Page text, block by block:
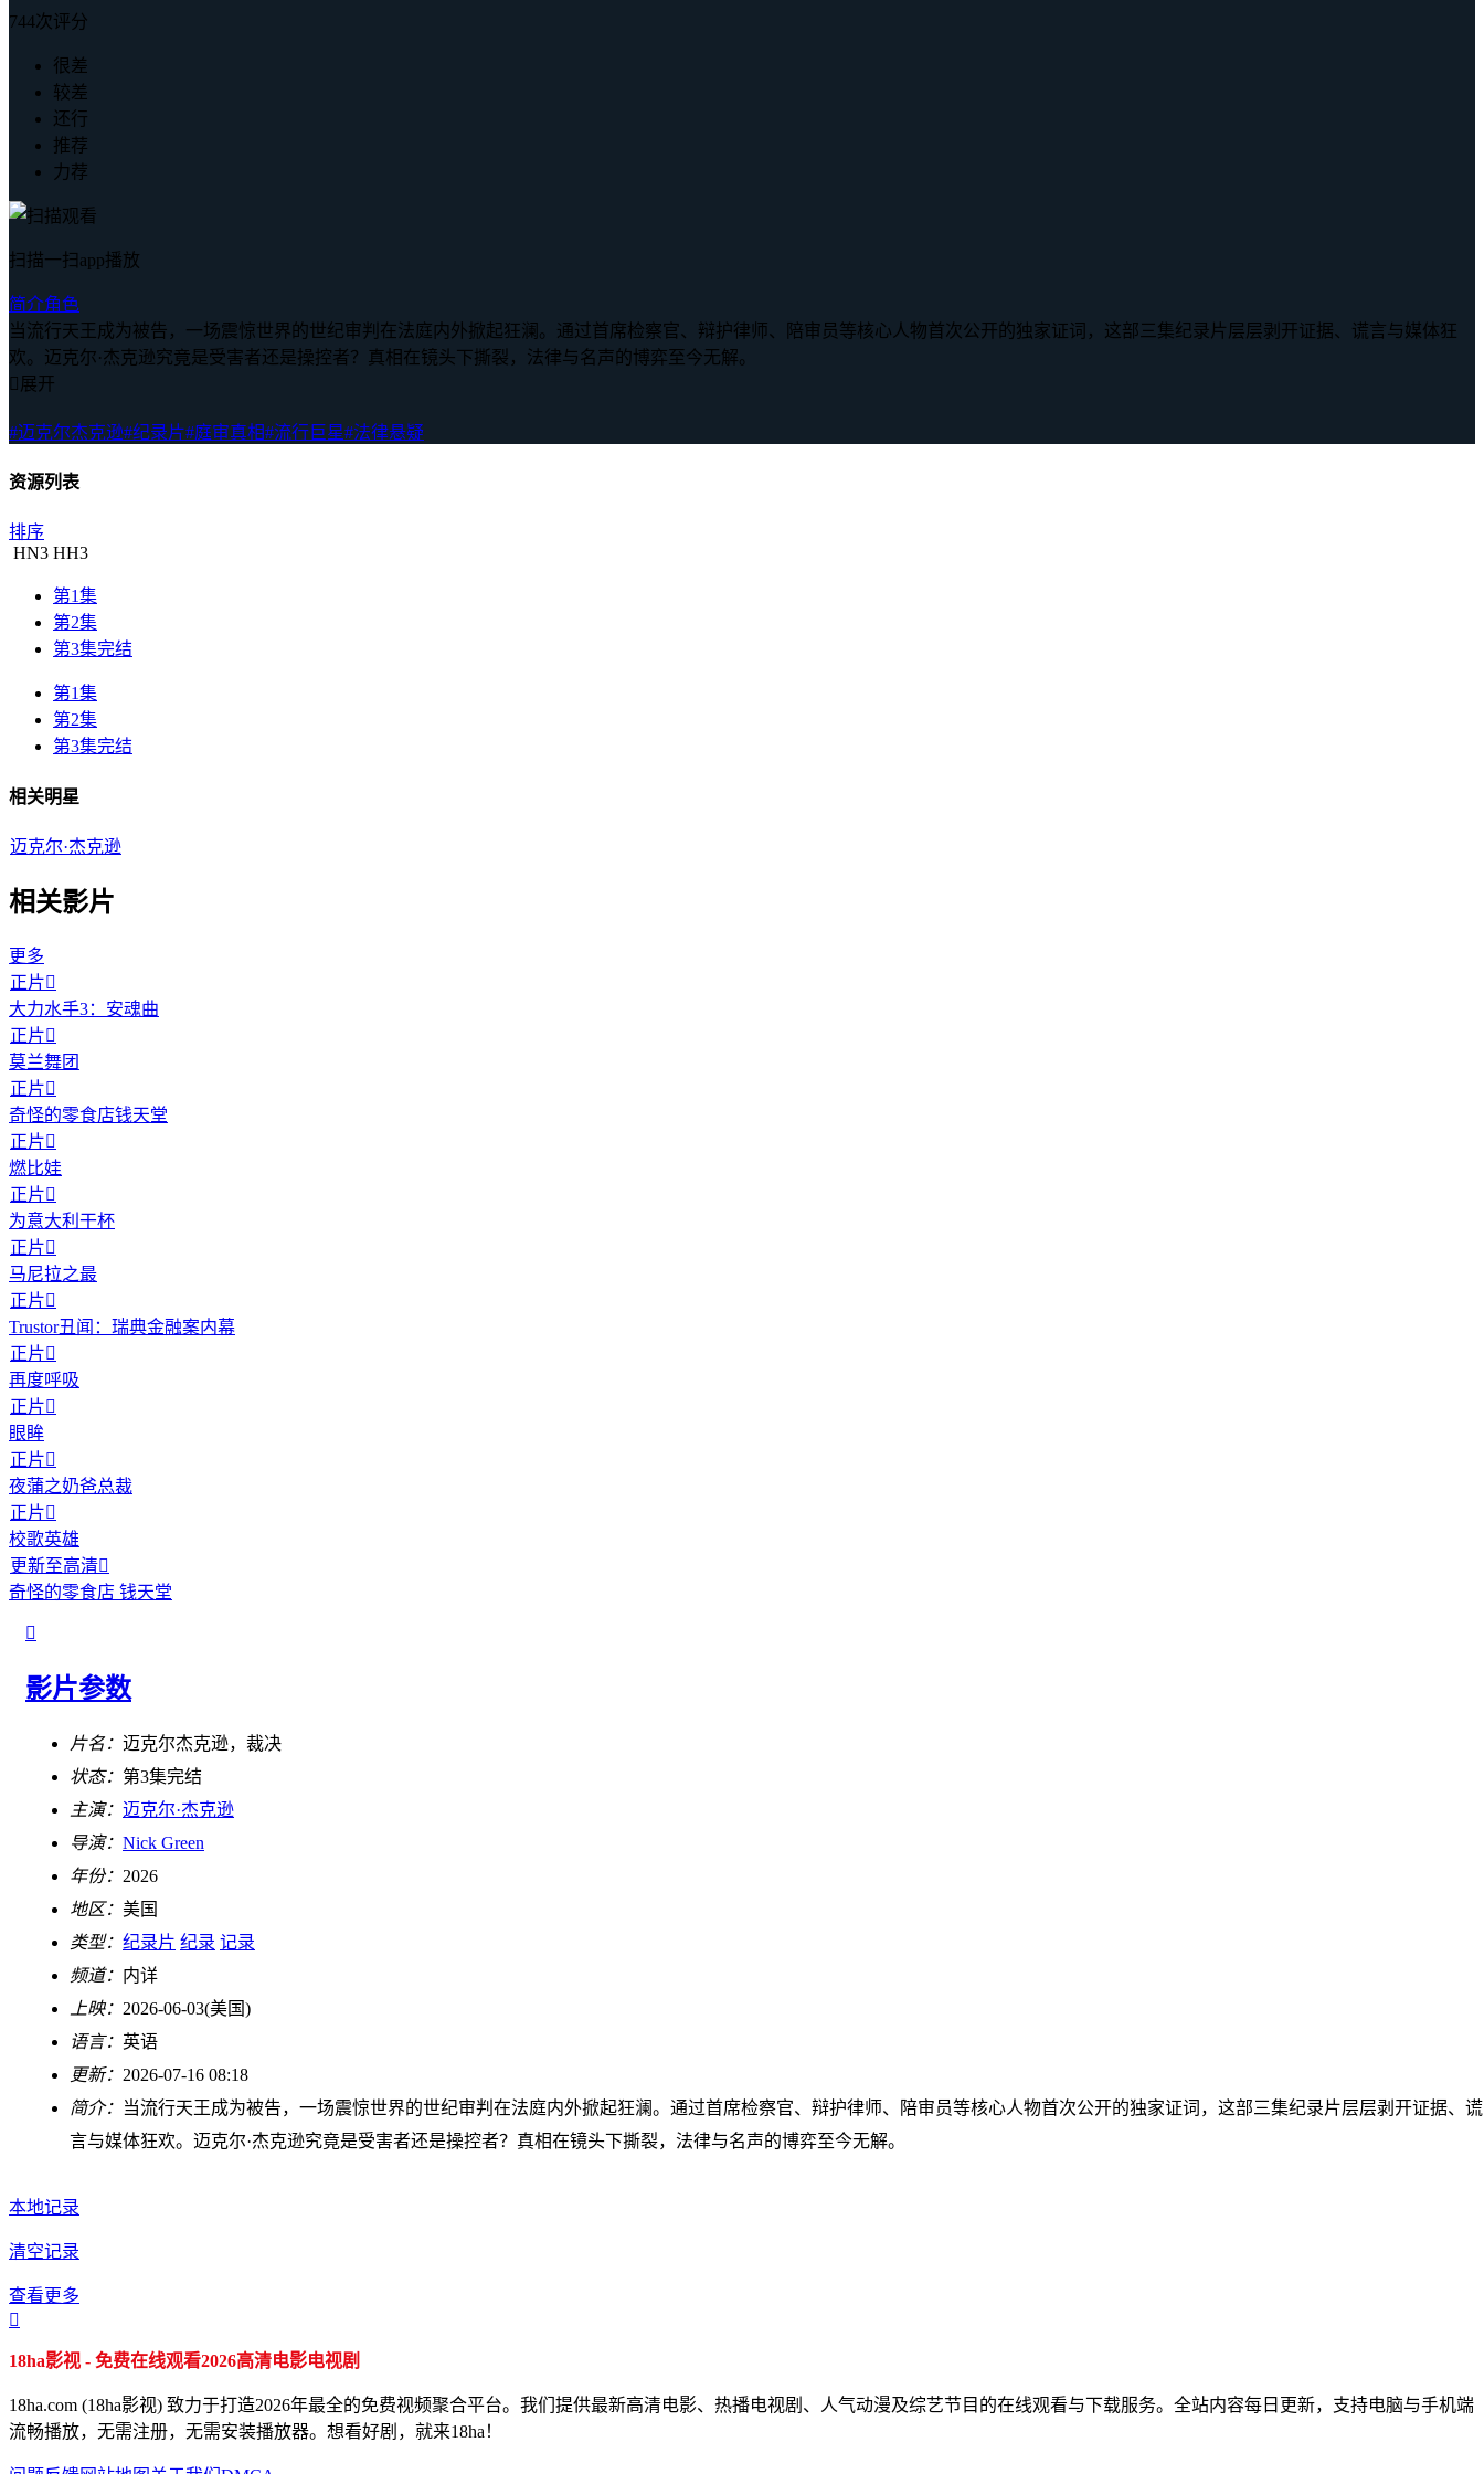
744次评分
很差
较差
还行
推荐
力荐
扫描一扫app播放
简介角色
当流行天王成为被告，一场震惊世界的世纪审判在法庭内外掀起狂澜。通过首席检察官、辩护律师、陪审员等核心人物首次公开的独家证词，这部三集纪录片层层剥开证据、谎言与媒体狂
欢。迈克尔·杰克逊究竟是受害者还是操控者？真相在镜头下撕裂，法律与名声的博弈至今无解。
 展开
#迈克尔杰克逊#纪录片#庭审真相#流行巨星#法律悬疑
资源列表
排序
HN3 HH3
第1集
第2集
第3集完结
第1集
第2集
第3集完结
相关明星
迈克尔·杰克逊
相关影片
更多
正片
大力水手3：安魂曲
正片
莫兰舞团
正片
奇怪的零食店钱天堂
正片
燃比娃
正片
为意大利干杯
正片
马尼拉之最
正片
Trustor丑闻：瑞典金融案内幕
正片
再度呼吸
正片
眼眸
正片
夜蒲之奶爸总裁
正片
校歌英雄
更新至高清
奇怪的零食店 钱天堂

影片参数
片名： 迈克尔杰克逊，裁决
状态： 第3集完结
主演： 迈克尔·杰克逊
导演： Nick Green
年份： 2026
地区： 美国
类型： 纪录片 纪录 记录
频道： 内详
上映： 2026-06-03(美国)
语言： 英语
更新： 2026-07-16 08:18
简介： 当流行天王成为被告，一场震惊世界的世纪审判在法庭内外掀起狂澜。通过首席检察官、辩护律师、陪审员等核心人物首次公开的独家证词，这部三集纪录片层层剥开证据、谎
言与媒体狂欢。迈克尔·杰克逊究竟是受害者还是操控者？真相在镜头下撕裂，法律与名声的博弈至今无解。
本地记录
清空记录
查看更多

18ha影视 - 免费在线观看2026高清电影电视剧
18ha.com (18ha影视) 致力于打造2026年最全的免费视频聚合平台。我们提供最新高清电影、热播电视剧、人气动漫及综艺节目的在线观看与下载服务。全站内容每日更新，支持电脑与手机端
流畅播放，无需注册，无需安装播放器。想看好剧，就来18ha！